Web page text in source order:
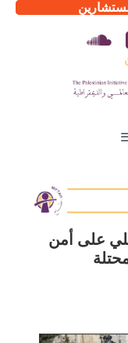
على أمن